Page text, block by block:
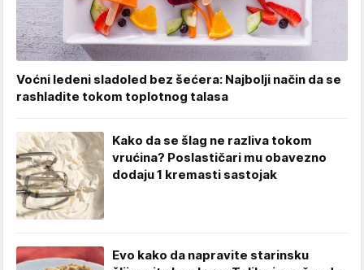
Voćni ledeni sladoled bez šećera: Najbolji način da se
rashladite tokom toplotnog talasa
Kako da se šlag ne razliva tokom
vrućina? Poslastičari mu obavezno
dodaju 1 kremasti sastojak
Evo kako da napravite starinsku